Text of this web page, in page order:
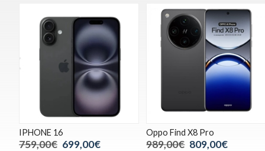
IPHONE 16
759,00€ 699,00€
Oppo Find X8 Pro
989,00€ 809,00€